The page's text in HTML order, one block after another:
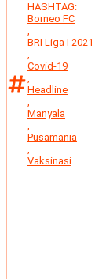
HASHTAG:
Borneo FC
,
BRI Liga I 2021
,
Covid-19
,
Headline
,
Manyala
,
Pusamania
,
Vaksinasi